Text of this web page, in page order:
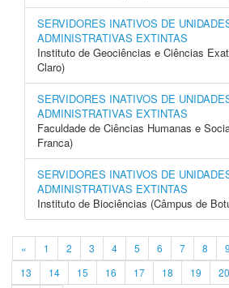
SERVIDORES INATIVOS DE
ADMINISTRATIVAS EXTINTAS
Instituto de Geociências e Ciências
Claro)
SERVIDORES INATIVOS DE
ADMINISTRATIVAS EXTINTAS
Faculdade de Ciências Humanas e
Franca)
SERVIDORES INATIVOS DE
ADMINISTRATIVAS EXTINTAS
Instituto de Biociências (Câmpus de
« 1 2 3 4 5 6 7 8 9
13
14 15 16 17 18 19 20